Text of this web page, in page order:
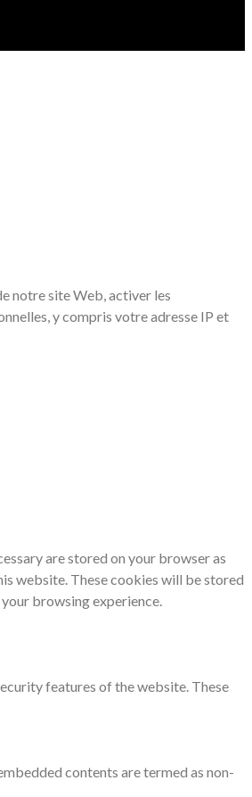
notre site Web, activer les
y compris votre adresse IP et
are stored on your browser as
website. These cookies will be stored
browsing experience.
features of the website. These
contents are termed as non-